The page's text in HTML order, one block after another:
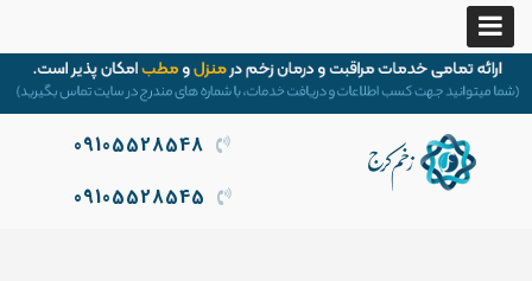
09105528548
09105528545